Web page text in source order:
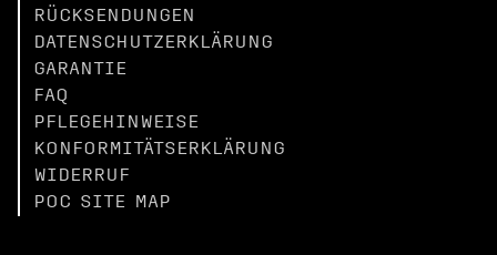
RÜCKSENDUNGEN
DATENSCHUTZERKLÄRUNG
GARANTIE
FAQ
PFLEGEHINWEISE
KONFORMITÄTSERKLÄRUNG
WIDERRUF
POC SITE MAP